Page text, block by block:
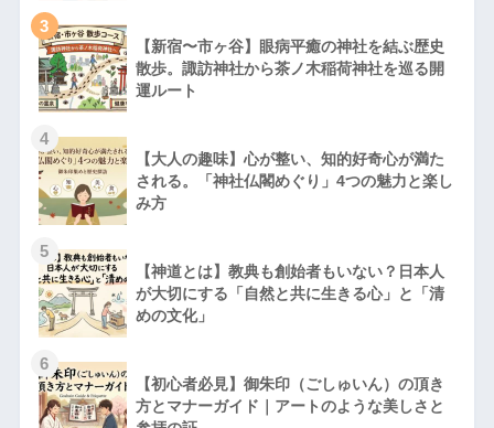
3
【新宿〜市ヶ谷】眼病平癒の神社を結ぶ歴史
散歩。諏訪神社から茶ノ木稲荷神社を巡る開
運ルート
4
【大人の趣味】心が整い、知的好奇心が満た
される。「神社仏閣めぐり」4つの魅力と楽し
み方
5
【神道とは】教典も創始者もいない？日本人
が大切にする「自然と共に生きる心」と「清
めの文化」
6
【初心者必見】御朱印（ごしゅいん）の頂き
方とマナーガイド｜アートのような美しさと